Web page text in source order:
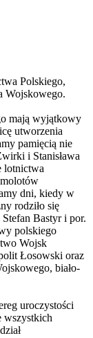
Polskiego,
Wojskowego.
mają wyjątkowy
utworzenia
pamięcią nie
i Stanisława
lotnictwa
dni, kiedy w
rodziło się
Bastyr i por.
polskiego
Wojsk
Łosowski oraz
biało-
uroczystości
wszystkich